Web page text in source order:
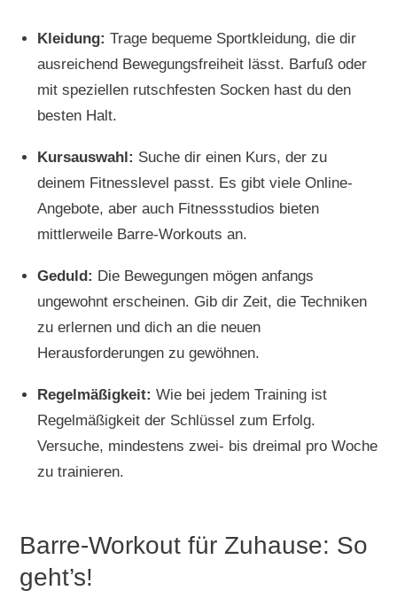
Kleidung: Trage bequeme Sportkleidung, die dir
ausreichend Bewegungsfreiheit lässt. Barfuß oder
mit speziellen rutschfesten Socken hast du den
besten Halt.
Kursauswahl: Suche dir einen Kurs, der zu
deinem Fitnesslevel passt. Es gibt viele Online-
Angebote, aber auch Fitnessstudios bieten
mittlerweile Barre-Workouts an.
Geduld: Die Bewegungen mögen anfangs
ungewohnt erscheinen. Gib dir Zeit, die Techniken
zu erlernen und dich an die neuen
Herausforderungen zu gewöhnen.
Regelmäßigkeit: Wie bei jedem Training ist
Regelmäßigkeit der Schlüssel zum Erfolg.
Versuche, mindestens zwei- bis dreimal pro Woche
zu trainieren.
Barre-Workout für Zuhause: So
geht’s!